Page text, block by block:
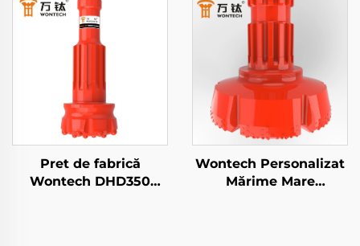
fântâni de apă Foraj
Geotermal
Pret de fabrică
Wontech DHD350
Wontech Personalizat
Mărime Mare